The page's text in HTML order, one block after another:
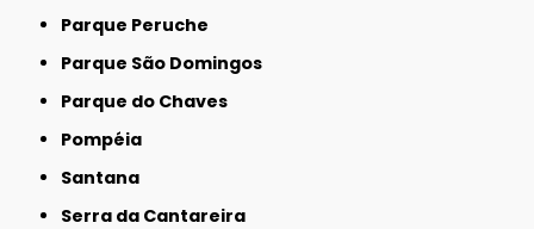
Parque Peruche
Parque São Domingos
Parque do Chaves
Pompéia
Santana
Serra da Cantareira